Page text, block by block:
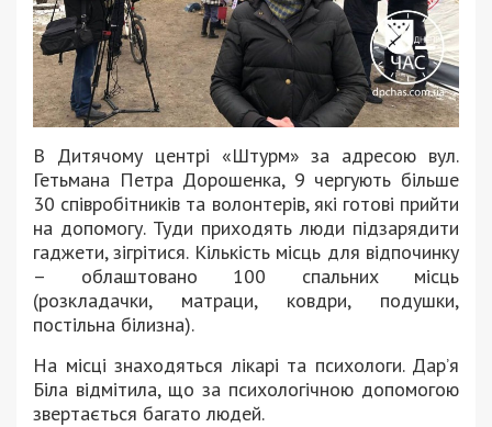
В Дитячому центрі «Штурм» за адресою вул.
Гетьмана Петра Дорошенка, 9 чергують більше
30 співробітників та волонтерів, які готові прийти
на допомогу. Туди приходять люди підзарядити
гаджети, зігрітися. Кількість місць для відпочинку
– облаштовано 100 спальних місць
(розкладачки, матраци, ковдри, подушки,
постільна білизна).
На місці знаходяться лікарі та психологи. Дар’я
Біла відмітила, що за психологічною допомогою
звертається багато людей.